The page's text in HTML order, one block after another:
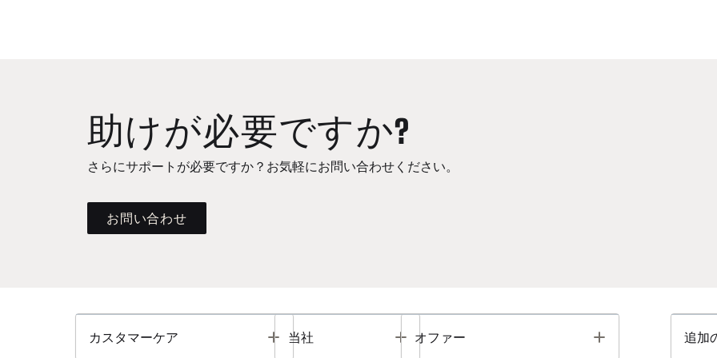
助けが必要ですか?
さらにサポートが必要ですか？お気軽にお問い合わせください。
お問い合わせ
カスタマーケア Toggle
当社 Toggle
オファー Toggle 追加